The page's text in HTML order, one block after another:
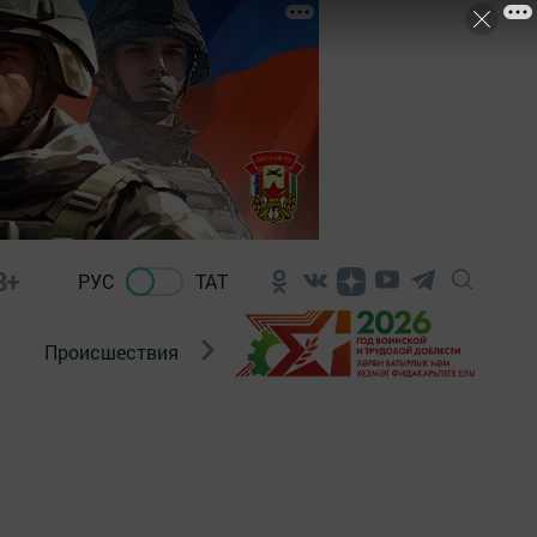
РУС ТАТ
Происшествия Новости Госавтоинспекции